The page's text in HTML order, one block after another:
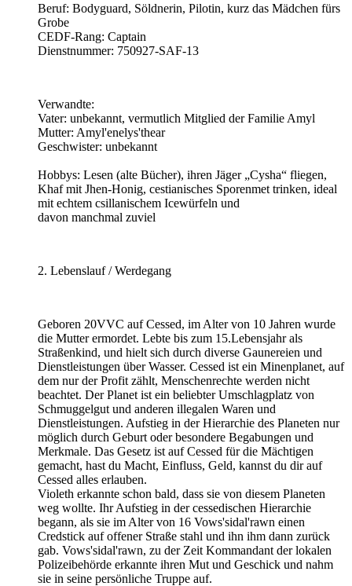
Beruf: Bodyguard, Söldnerin, Pilotin, kurz das Mädchen fürs
Grobe
CEDF-Rang: Captain
Dienstnummer: 750927-SAF-13
Verwandte:
Vater: unbekannt, vermutlich Mitglied der Familie Amyl
Mutter: Amyl'enelys'thear
Geschwister: unbekannt
Hobbys: Lesen (alte Bücher), ihren Jäger „Cysha“ fliegen,
Khaf mit Jhen-Honig, cestianisches Sporenmet trinken, ideal
mit echtem csillanischem Icewürfeln und
davon manchmal zuviel
2. Lebenslauf / Werdegang
Geboren 20VVC auf Cessed, im Alter von 10 Jahren wurde
die Mutter ermordet. Lebte bis zum 15.Lebensjahr als
Straßenkind, und hielt sich durch diverse Gaunereien und
Dienstleistungen über Wasser. Cessed ist ein Minenplanet, auf
dem nur der Profit zählt, Menschenrechte werden nicht
beachtet. Der Planet ist ein beliebter Umschlagplatz von
Schmuggelgut und anderen illegalen Waren und
Dienstleistungen. Aufstieg in der Hierarchie des Planeten nur
möglich durch Geburt oder besondere Begabungen und
Merkmale. Das Gesetz ist auf Cessed für die Mächtigen
gemacht, hast du Macht, Einfluss, Geld, kannst du dir auf
Cessed alles erlauben.
Violeth erkannte schon bald, dass sie von diesem Planeten
weg wollte. Ihr Aufstieg in der cessedischen Hierarchie
begann, als sie im Alter von 16 Vows'sidal'rawn einen
Credstick auf offener Straße stahl und ihn ihm dann zurück
gab. Vows'sidal'rawn, zu der Zeit Kommandant der lokalen
Polizeibehörde erkannte ihren Mut und Geschick und nahm
sie in seine persönliche Truppe auf.